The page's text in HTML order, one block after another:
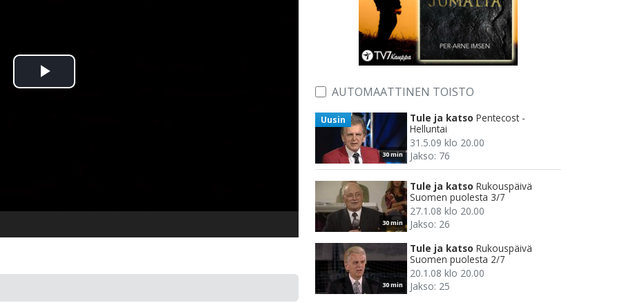
Toista
AUTOMAATTINEN TOISTO
30 min
Uusin Tule ja katso Pentecost -
Helluntai
31.5.09 klo 20.00
Jakso: 76
30 min
Tule ja katso Rukouspäivä
Suomen puolesta 3/7
27.1.08 klo 20.00
Jakso: 26
30 min
Tule ja katso Rukouspäivä
Suomen puolesta 2/7
20.1.08 klo 20.00
Jakso: 25